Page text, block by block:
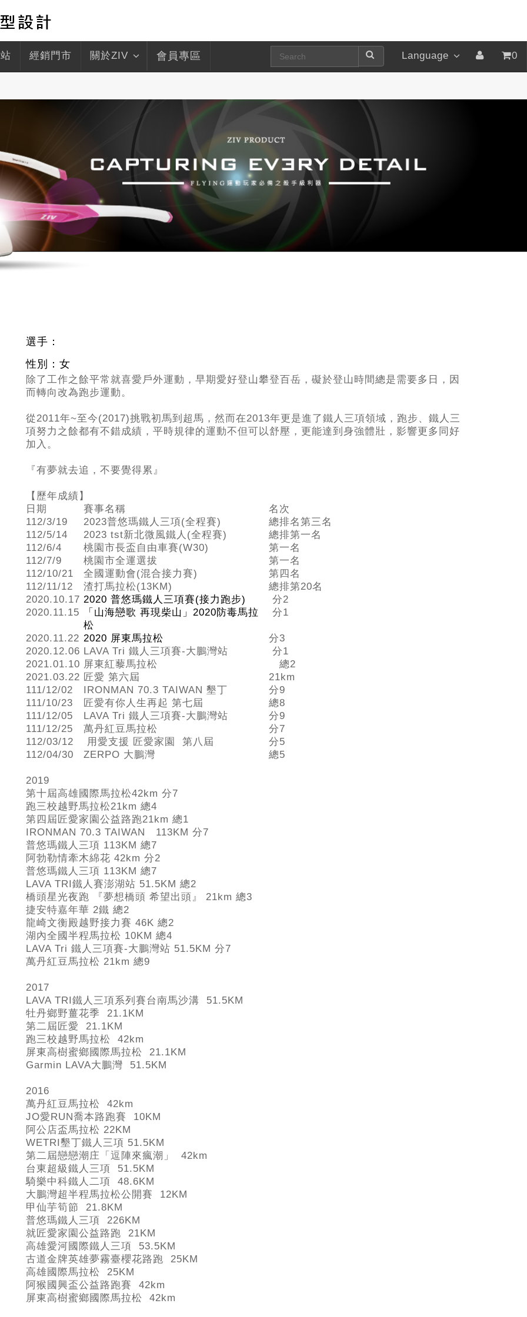
經銷門市 關於ZIV 會員專區 Language 0
選手：
性別：女
除了工作之餘平常就喜愛戶外運動，早期愛好登山攀登百岳，礙於登山時間總是需要多日，因
而轉向改為跑步運動。
從2011年~至今(2017)挑戰初馬到超馬，然而在2013年更是進了鐵人三項領域，跑步、鐵人三
項努力之餘都有不錯成績，平時規律的運動不但可以舒壓，更能達到身強體壯，影響更多同好
加入。
『有夢就去追，不要覺得累』
【歷年成績】
日期
賽事名稱
名次
112/3/19
2023普悠瑪鐵人三項(全程賽)
總排名第三名
112/5/14
2023 tst新北微風鐵人(全程賽)
總排第一名
112/6/4
桃園市長盃自由車賽(W30)
第一名
112/7/9
桃園市全運選拔
第一名
112/10/21
全國運動會(混合接力賽)
第四名
112/11/12
渣打馬拉松(13KM)
總排第20名
2020.10.17 2020 普悠瑪鐵人三項賽(接力跑步)
分2
2020.11.15
「山海戀歌 再現柴山」2020防毒馬拉
松
分1
2020.11.22 2020 屏東馬拉松
分3
2020.12.06 LAVA Tri 鐵人三項賽-大鵬灣站
分1
2021.01.10 屏東紅藜馬拉松
總2
2021.03.22 匠愛 第六屆
21km
111/12/02
IRONMAN 70.3 TAIWAN 墾丁
分9
111/10/23
匠愛有你人生再起 第七屆
總8
111/12/05
LAVA Tri 鐵人三項賽-大鵬灣站
分9
111/12/25
萬丹紅豆馬拉松
分7
112/03/12
用愛支援 匠愛家園 第八屆
分5
112/04/30
ZERPO 大鵬灣 總5
2019
第十屆高雄國際馬拉松42km 分7
跑三校越野馬拉松21km 總4
第四屆匠愛家園公益路跑21km 總1
IRONMAN 70.3 TAIWAN 113KM 分7
普悠瑪鐵人三項 113KM 總7
阿勃勒情牽木綿花 42km 分2
普悠瑪鐵人三項 113KM 總7
LAVA TRI鐵人賽澎湖站 51.5KM 總2
橋頭星光夜跑 『夢想橋頭 希望出頭』 21km 總3
捷安特嘉年華 2鐵 總2
龍崎文衡殿越野接力賽 46K 總2
湖內全國半程馬拉松 10KM 總4
LAVA Tri 鐵人三項賽-大鵬灣站 51.5KM 分7
萬丹紅豆馬拉松 21km 總9
2017
LAVA TRI鐵人三項系列賽台南馬沙溝 51.5KM
牡丹鄉野薑花季 21.1KM
第二屆匠愛 21.1KM
跑三校越野馬拉松 42km
屏東高樹蜜鄉國際馬拉松 21.1KM
Garmin LAVA大鵬灣 51.5KM
2016
萬丹紅豆馬拉松 42km
JO愛RUN喬本路跑賽 10KM
阿公店盃馬拉松 22KM
WETRI墾丁鐵人三項 51.5KM
第二屆戀戀潮庄「逗陣來瘋潮」 42km
台東超級鐵人三項 51.5KM
騎樂中科鐵人二項 48.6KM
大鵬灣超半程馬拉松公開賽 12KM
甲仙芋筍節 21.8KM
普悠瑪鐵人三項 226KM
就匠愛家園公益路跑 21KM
高雄愛河國際鐵人三項 53.5KM
古道金牌英雄夢霧臺櫻花路跑 25KM
高雄國際馬拉松 25KM
阿猴國興盃公益路跑賽 42km
屏東高樹蜜鄉國際馬拉松 42km